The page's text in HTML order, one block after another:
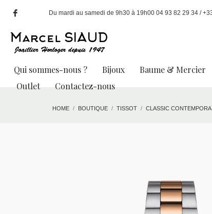
Du mardi au samedi de 9h30 à 19h00 04 93 82 29 34 /
Qui sommes-nous ? Bijoux Baume & Mercier
Outlet
Contactez-nous
HOME BOUTIQUE TISSOT CLASSIC